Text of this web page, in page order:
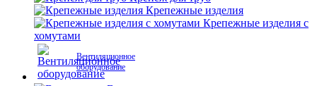
Крепежные изделия
Крепежные изделия с
хомутами
Вентиляционное
оборудование